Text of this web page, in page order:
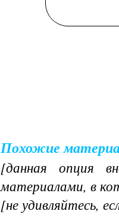
Похожие
[данная опция
материалами, в
[не удивляйтесь,